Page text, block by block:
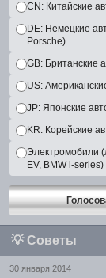
CN: Китайские
DE: Немецкие
Porsche)
GB: Британские
US:
JP: Японские
KR: Корейские
Электромобили
EV, BMW i-series)
💡 Советы
30 января 2014